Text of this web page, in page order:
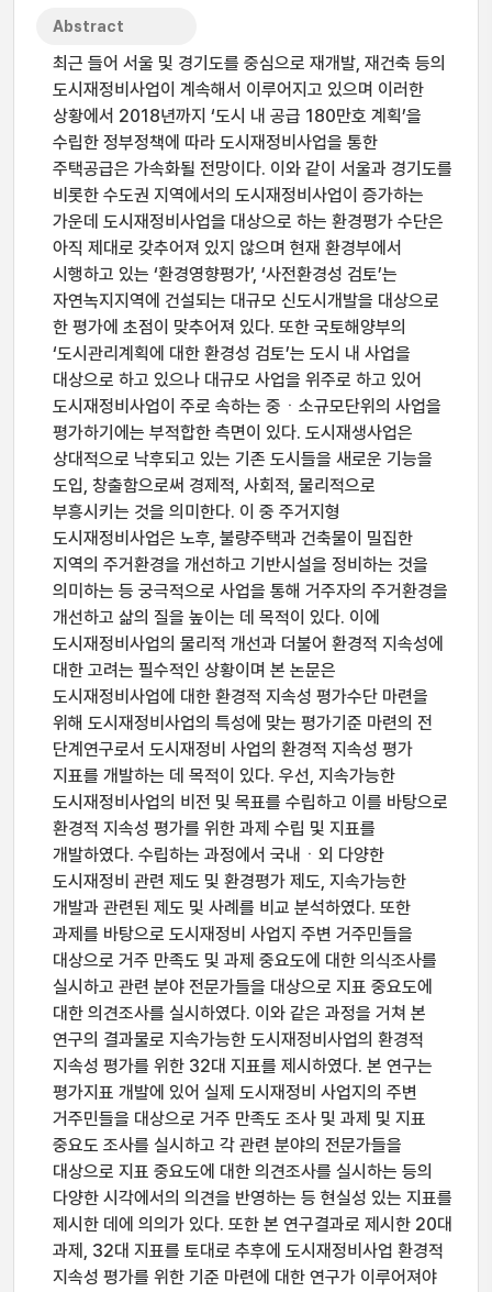
Abstract
최근 들어 서울 및 경기도를 중심으로 재개발, 재건축 등의
도시재정비사업이 계속해서 이루어지고 있으며 이러한
상황에서 2018년까지 ‘도시 내 공급 180만호 계획’을
수립한 정부정책에 따라 도시재정비사업을 통한
주택공급은 가속화될 전망이다. 이와 같이 서울과 경기도를
비롯한 수도권 지역에서의 도시재정비사업이 증가하는
가운데 도시재정비사업을 대상으로 하는 환경평가 수단은
아직 제대로 갖추어져 있지 않으며 현재 환경부에서
시행하고 있는 ‘환경영향평가’, ‘사전환경성 검토’는
자연녹지지역에 건설되는 대규모 신도시개발을 대상으로
한 평가에 초점이 맞추어져 있다. 또한 국토해양부의
‘도시관리계획에 대한 환경성 검토’는 도시 내 사업을
대상으로 하고 있으나 대규모 사업을 위주로 하고 있어
도시재정비사업이 주로 속하는 중ㆍ소규모단위의 사업을
평가하기에는 부적합한 측면이 있다. 도시재생사업은
상대적으로 낙후되고 있는 기존 도시들을 새로운 기능을
도입, 창출함으로써 경제적, 사회적, 물리적으로
부흥시키는 것을 의미한다. 이 중 주거지형
도시재정비사업은 노후, 불량주택과 건축물이 밀집한
지역의 주거환경을 개선하고 기반시설을 정비하는 것을
의미하는 등 궁극적으로 사업을 통해 거주자의 주거환경을
개선하고 삶의 질을 높이는 데 목적이 있다. 이에
도시재정비사업의 물리적 개선과 더불어 환경적 지속성에
대한 고려는 필수적인 상황이며 본 논문은
도시재정비사업에 대한 환경적 지속성 평가수단 마련을
위해 도시재정비사업의 특성에 맞는 평가기준 마련의 전
단계연구로서 도시재정비 사업의 환경적 지속성 평가
지표를 개발하는 데 목적이 있다. 우선, 지속가능한
도시재정비사업의 비전 및 목표를 수립하고 이를 바탕으로
환경적 지속성 평가를 위한 과제 수립 및 지표를
개발하였다. 수립하는 과정에서 국내ㆍ외 다양한
도시재정비 관련 제도 및 환경평가 제도, 지속가능한
개발과 관련된 제도 및 사례를 비교 분석하였다. 또한
과제를 바탕으로 도시재정비 사업지 주변 거주민들을
대상으로 거주 만족도 및 과제 중요도에 대한 의식조사를
실시하고 관련 분야 전문가들을 대상으로 지표 중요도에
대한 의견조사를 실시하였다. 이와 같은 과정을 거쳐 본
연구의 결과물로 지속가능한 도시재정비사업의 환경적
지속성 평가를 위한 32대 지표를 제시하였다. 본 연구는
평가지표 개발에 있어 실제 도시재정비 사업지의 주변
거주민들을 대상으로 거주 만족도 조사 및 과제 및 지표
중요도 조사를 실시하고 각 관련 분야의 전문가들을
대상으로 지표 중요도에 대한 의견조사를 실시하는 등의
다양한 시각에서의 의견을 반영하는 등 현실성 있는 지표를
제시한 데에 의의가 있다. 또한 본 연구결과로 제시한 20대
과제, 32대 지표를 토대로 추후에 도시재정비사업 환경적
지속성 평가를 위한 기준 마련에 대한 연구가 이루어져야